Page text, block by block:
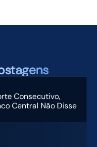
Consecutivo,
Central Não Disse